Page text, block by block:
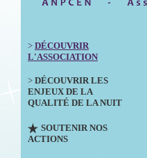
> DÉCOUVRIR
L'ASSOCIATION
> DÉCOUVRIR LES
ENJEUX DE LA
QUALITÉ DE LA NUIT
SOUTENIR NOS
ACTIONS